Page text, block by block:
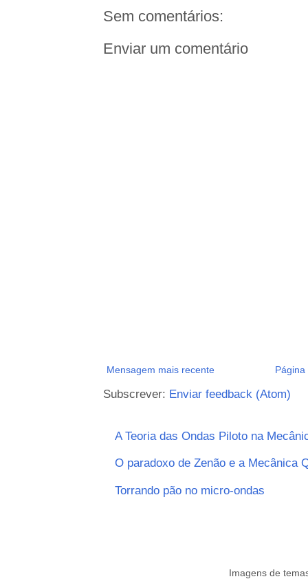
Sem comentários:
Enviar um comentário
Mensagem mais recente Página
Subscrever: Enviar feedback (Atom)
A Teoria das Ondas Piloto na
O paradoxo de Zenão e a Mecânica
Torrando pão no micro-ondas
Imagens de